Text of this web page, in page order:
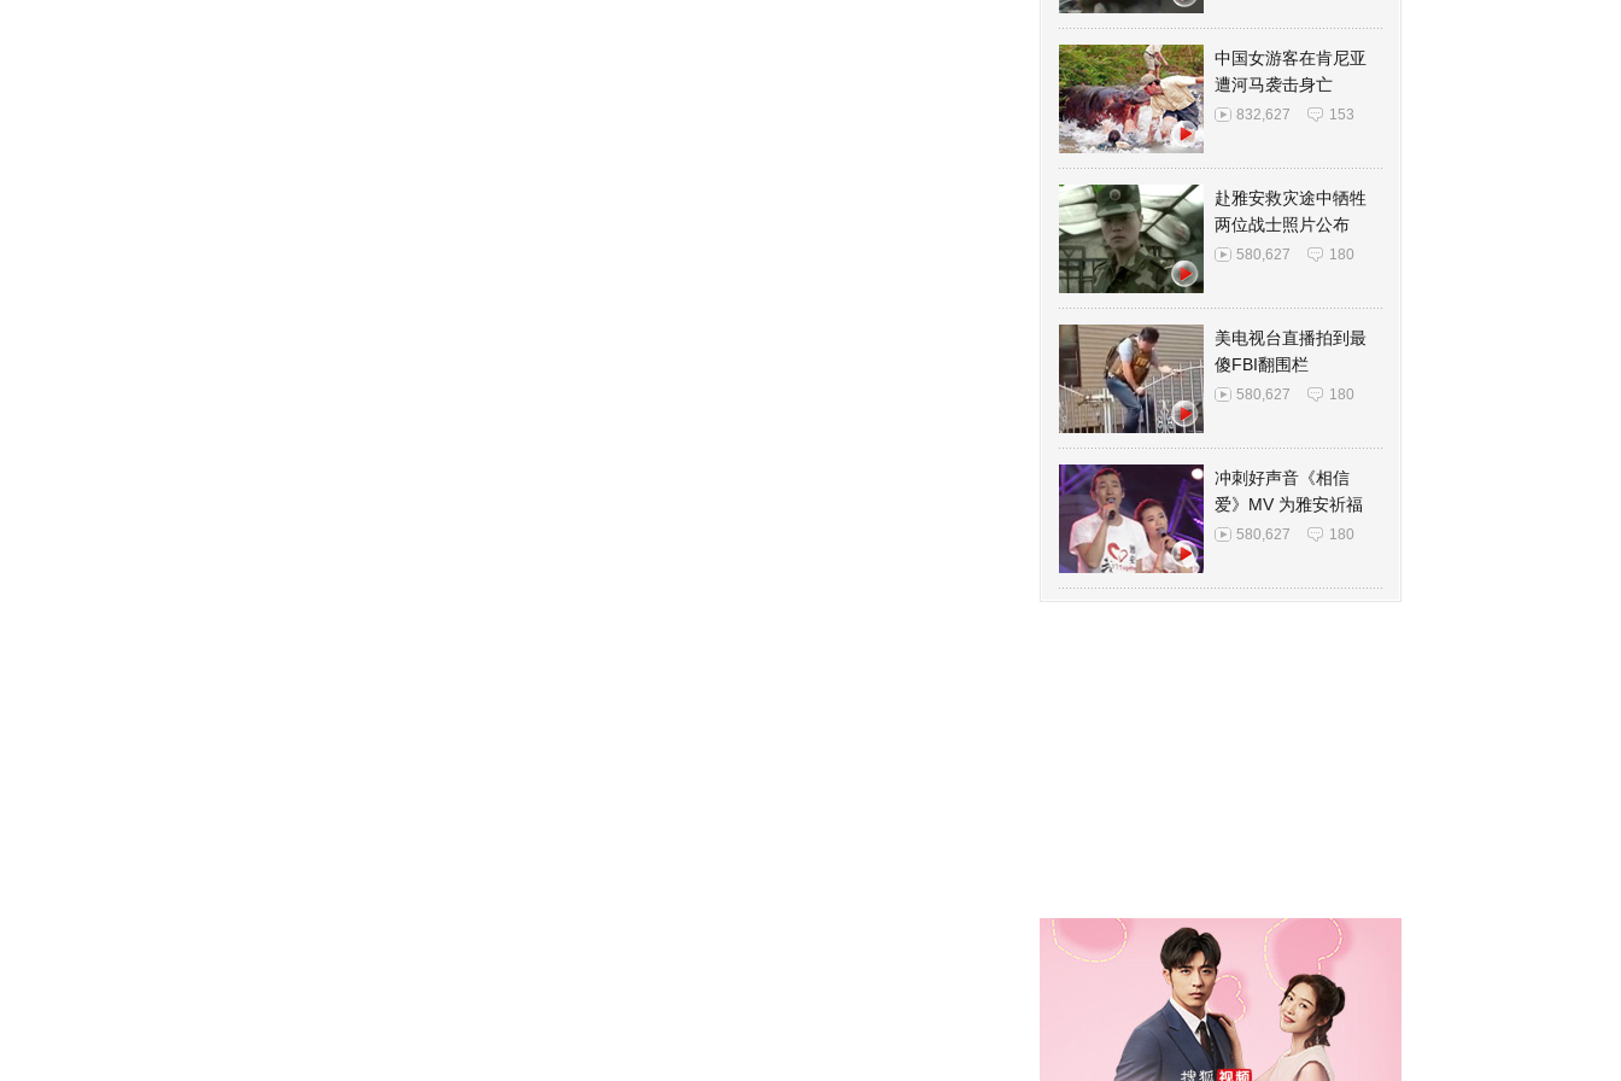
中国女游客在肯尼亚
遭河马袭击身亡
832,627 153
赴雅安救灾途中牺牲
两位战士照片公布
580,627 180
美电视台直播拍到最
傻FBI翻围栏
580,627 180
冲刺好声音《相信
爱》MV 为雅安祈福
580,627 180